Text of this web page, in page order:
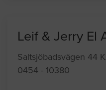
Leif & Jerry El
Saltsjöbadsvägen 44
0454 - 10380